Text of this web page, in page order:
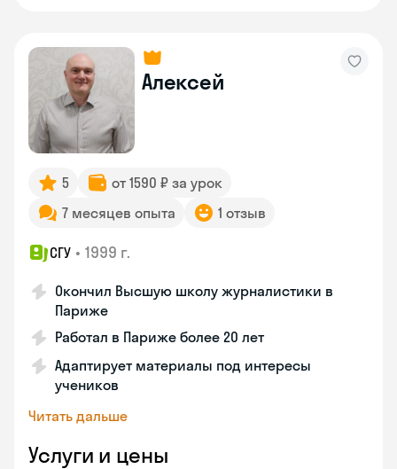
Алексей
5
от 1590 ₽ за урок
7 месяцев опыта
1 отзыв
СГУ • 1999 г.
Окончил Высшую школу журналистики в
Париже
Работал в Париже более 20 лет
Адаптирует материалы под интересы
учеников
Читать дальше
Услуги и цены